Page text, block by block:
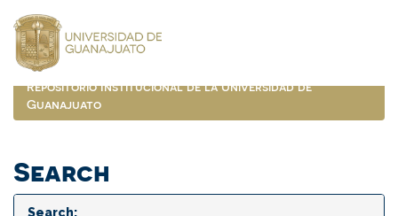
navigation
Repositorio Institucional de la Universidad de
Guanajuato
Search
Search: